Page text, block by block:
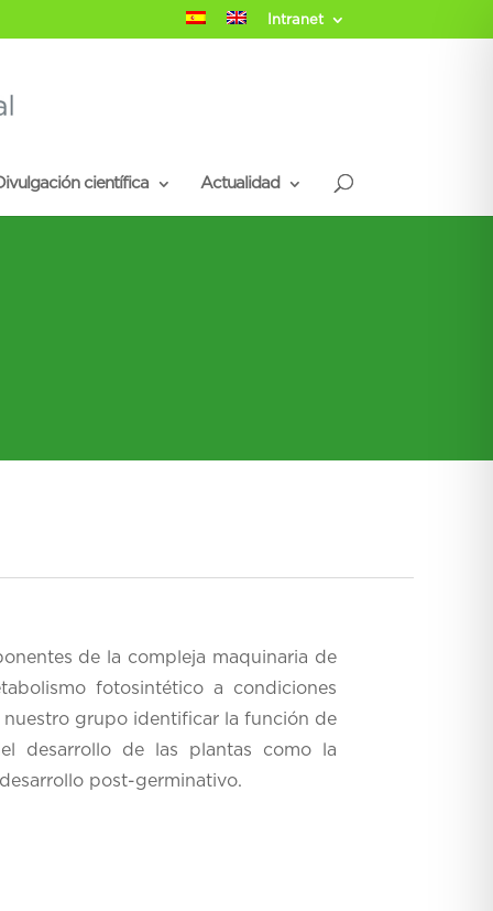
Intranet
científica Actualidad
de la compleja maquinaria de
fotosintético a condiciones
grupo identificar la función de
desarrollo de las plantas como la
post-germinativo.